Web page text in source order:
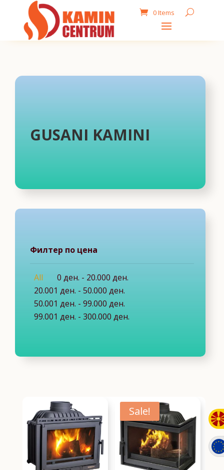
0 Items
GUSANI KAMINI
Филтер по цена
All 0 ден. - 20.000 ден.
20.001 ден. - 50.000 ден.
50.001 ден. - 99.000 ден.
99.001 ден. - 300.000 ден.
Sale!